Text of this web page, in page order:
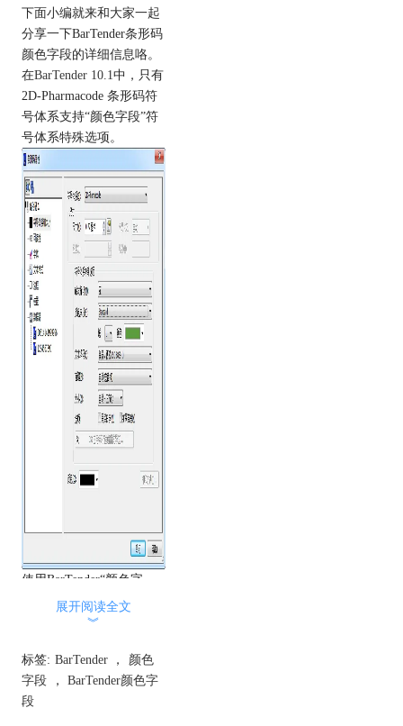
下面小编就来和大家一起
分享一下BarTender条形码
颜色字段的详细信息咯。
在BarTender 10.1中，只有
2D-Pharmacode 条形码符
号体系支持“颜色字段”符
号体系特殊选项。
使用BarTender“颜色字
段”符号体系选项，按照
Data Matrix 代码最多可以
确进行布局时，可以读取
条形码符号并按任何给定
方向验证颜色。对于要正
展开阅读全文
︾
标签: BarTender ，
颜色
字段
，
BarTender颜色字
段